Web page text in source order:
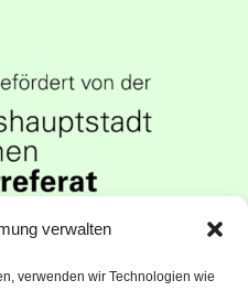
verwalten
verwenden wir Technologien wie
gefördert vom